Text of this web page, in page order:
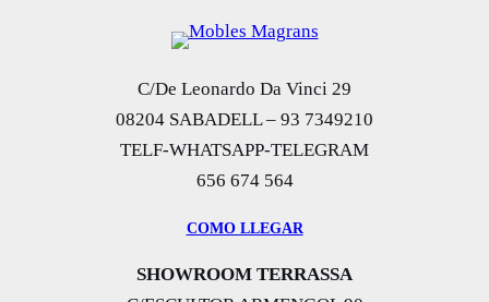
C/De Leonardo Da Vinci 29
08204 SABADELL – 93 7349210
TELF-WHATSAPP-TELEGRAM
656 674 564
COMO LLEGAR
SHOWROOM TERRASSA